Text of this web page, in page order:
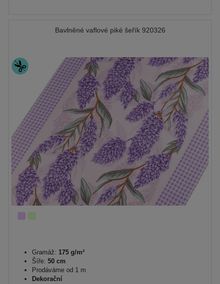
Bavlněné vaflové piké šeřík 920326
Gramáž: 175 g/m²
Šíře: 50 cm
Prodáváme od 1 m
Dekorační